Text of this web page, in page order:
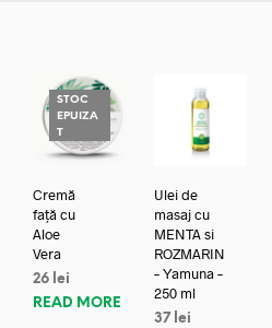
STOC
EPUIZA
T
Cremă
față cu
Aloe
Vera
26 lei
READ MORE
Ulei de
masaj cu
MENTA si
ROZMARIN
– Yamuna –
250 ml
37 lei